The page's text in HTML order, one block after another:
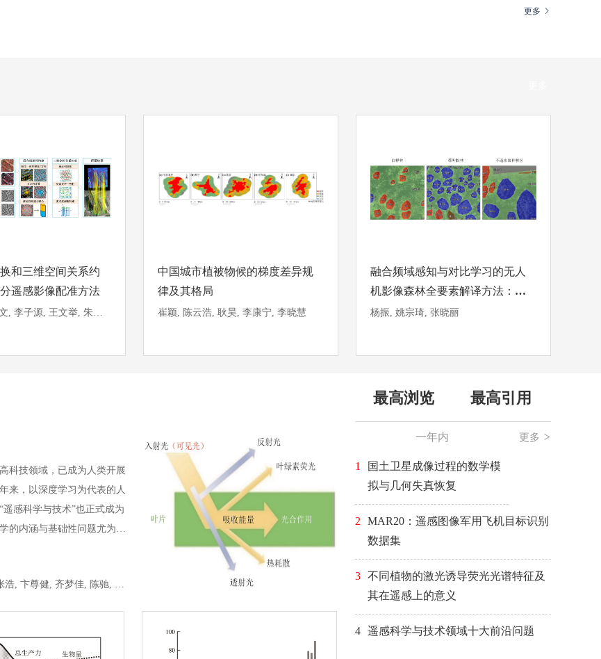
更多
和三维空间关系约
遥感影像配准方法
李晓奎, 杨树文, 李子源, 王文举, 朱浩, 薛祎明
中国城市植被物候的梯度差异规
律及其格局
崔颖, 陈云浩, 耿昊, 李康宁, 李晓慧
融合频域感知与对比学习的无人
机影像森林全要素解译方法：
FSC-Mask2Former
杨振, 姚宗琦, 张晓丽
科技领域，已成为人类开展
来，以深度学习为代表的人
感科学与技术”也正式成为
的内涵与基础性问题尤为重
和尺度、大气、角度、邻
出的固有特征，而后者是
一步推进遥感信息获取、处
张兵, 柳钦火, 李晓明, 刘良云, 杨必胜, 胡斯勒图, 高连如, 张文娟, 张浩, 卞尊健, 齐梦佳, 陈驰, 尚华哲
最高浏览 最高引用
一年内 更多 >
1
国土卫星成像过程的数学模
拟与几何失真恢复
2
MAR20：遥感图像军用飞机目标识别
数据集
3 不同植物的激光诱导荧光光谱特征及
其在遥感上的意义
4 遥感科学与技术领域十大前沿问题